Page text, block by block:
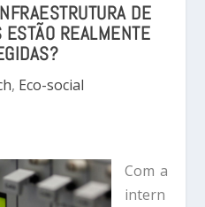
DE
REALMENTE
, Eco-social
Com a
intern